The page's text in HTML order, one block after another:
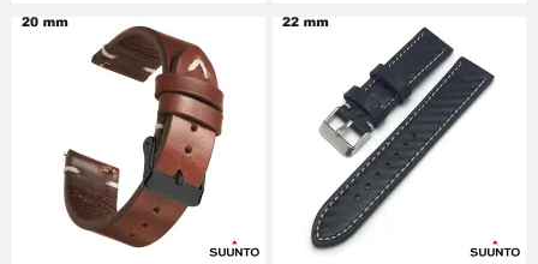
9,90 €
Kit Horlogerie Débutant
26,90 €